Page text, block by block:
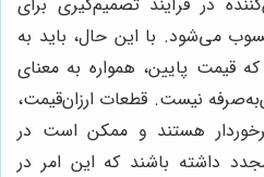
می‌شود. با این حال، باید به
قیمت پایین، همواره به معنای
نیست. قطعات ارزان‌قیمت،
هستند و ممکن است در
داشته باشند که این امر در